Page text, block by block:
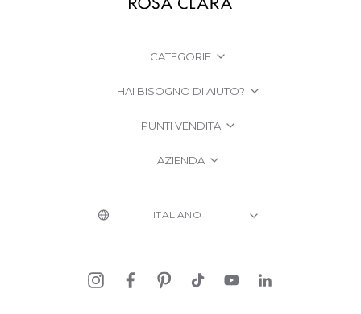
CATEGORIE
HAI BISOGNO DI AIUTO?
PUNTI VENDITA
AZIENDA